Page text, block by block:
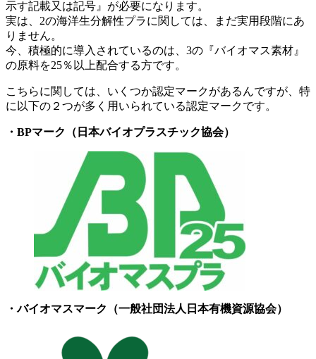
示す記載又は記号』が必要になります。
実は、2の海洋生分解性プラに関しては、まだ実用段階にあ
りません。
今、積極的に導入されているのは、3の『バイオマス素材』
の原料を25％以上配合する方です。
こちらに関しては、いくつか認定マークがあるんですが、特
に以下の２つが多く用いられている認定マークです。
・BPマーク（日本バイオプラスチック協会）
・バイオマスマーク（一般社団法人日本有機資源協会）